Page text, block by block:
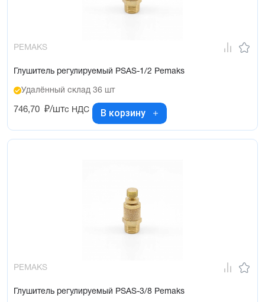
PEMAKS
Глушитель регулируемый PSAS-1/2 Pemaks
Удалённый склад 36 шт
746,70 ₽/штс НДС В корзину
PEMAKS
Глушитель регулируемый PSAS-3/8 Pemaks